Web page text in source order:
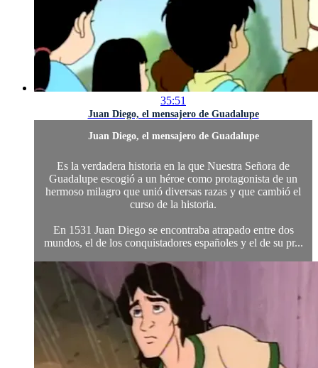
35:51
Juan Diego, el mensajero de Guadalupe
Juan Diego, el mensajero de Guadalupe
Es la verdadera historia en la que Nuestra Señora de
Guadalupe escogió a un héroe como protagonista de un
hermoso milagro que unió diversas razas y que cambió el
curso de la historia.
En 1531 Juan Diego se encontraba atrapado entre dos
mundos, el de los conquistadores españoles y el de su pr...